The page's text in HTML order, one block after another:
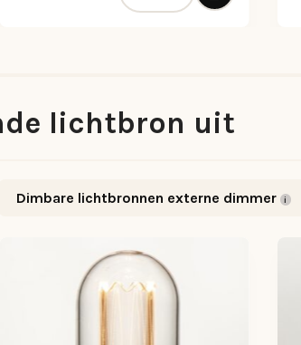
lichtbron uit
Dimbare lichtbronnen externe dimmer